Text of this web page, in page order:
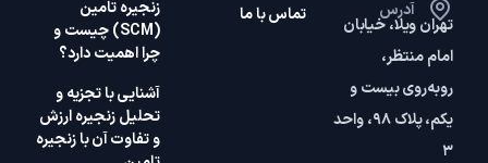
آدرس
تهران ویلا، خیابان
امام منتظر،
روبه‌روی بیست و
یکم، پلاک ۹۸، واحد
۳
تماس با ما
زنجیره تامین
(SCM) چیست و
چرا اهمیت دارد؟
آشنایی با تجزیه و
تحلیل زنجیره ارزش
و تفاوت آن با زنجیره